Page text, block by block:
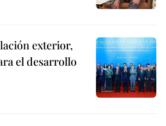
exterior,
el desarrollo